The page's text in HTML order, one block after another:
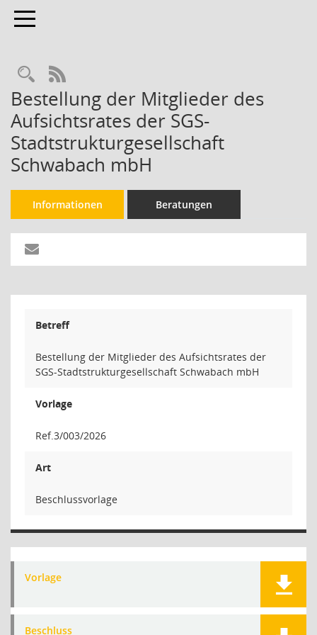
Toggle navigation
Rechercheauswahl
RSS-Feed
Bestellung der Mitglieder des
Aufsichtsrates der SGS-
Stadtstrukturgesellschaft
Schwabach mbH
Informationen Beratungen
Betreff
Bestellung der Mitglieder des Aufsichtsrates der
SGS-Stadtstrukturgesellschaft Schwabach mbH
Vorlage
Ref.3/003/2026
Art
Beschlussvorlage
Vorlage
Beschluss